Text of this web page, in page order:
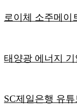
로이체 소주메이
태양광 에너지
SC제일은행 유